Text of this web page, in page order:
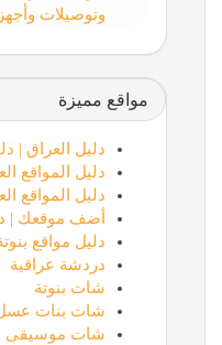
وتوصيلات
مواقع مميزة
دليل العراق |
دليل المواقع
دليل المواقع
أضف موقعك |
دليل مواقع
دردشة عراقية
شات بنوتة
شات بنات
شات موسيقى